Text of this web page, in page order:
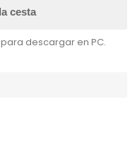
cesta
descargar en PC.